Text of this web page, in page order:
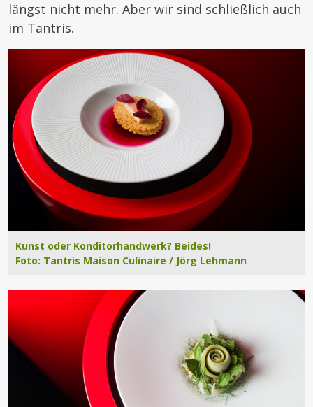
längst nicht mehr. Aber wir sind schließlich auch
im Tantris.
Kunst oder Konditorhandwerk? Beides!
Foto: Tantris Maison Culinaire / Jörg Lehmann